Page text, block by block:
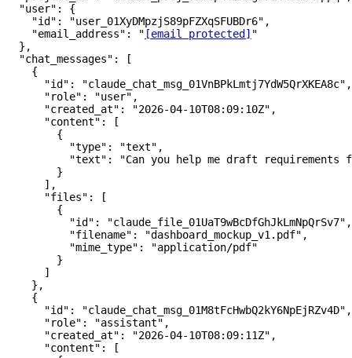
  "user"
: {
    "id"
: "user_01XyDMpzjS89pFZXqSFUBDr6" ,
    "email_address"
: " [email protected] "
  },
  "chat_messages"
: [
    {
      "id"
: "claude_chat_msg_01VnBPkLmtj7YdW5QrXKEA8c" ,
      "role"
: "user" ,
      "created_at"
: "2026-04-10T08:09:10Z" ,
      "content"
: [
        {
          "type"
: "text" ,
          "text"
:
"Can you help me draft requirements
        }
      ],
      "files"
: [
        {
          "id"
: "claude_file_01UaT9wBcDfGhJkLmNpQrSv7" ,
          "filename"
: "dashboard_mockup_v1.pdf" ,
          "mime_type"
:
"application/pdf"
        }
      ]
    },
    {
      "id"
: "claude_chat_msg_01M8tFcHwbQ2kY6NpEjRZv4D" ,
      "role"
: "assistant" ,
      "created_at"
: "2026-04-10T08:09:11Z" ,
      "content"
: [